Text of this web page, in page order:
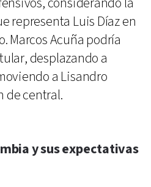
representa Luis Díaz en
Marcos Acuña podría
desplazando a
a Lisandro
de central.
y sus expectativas